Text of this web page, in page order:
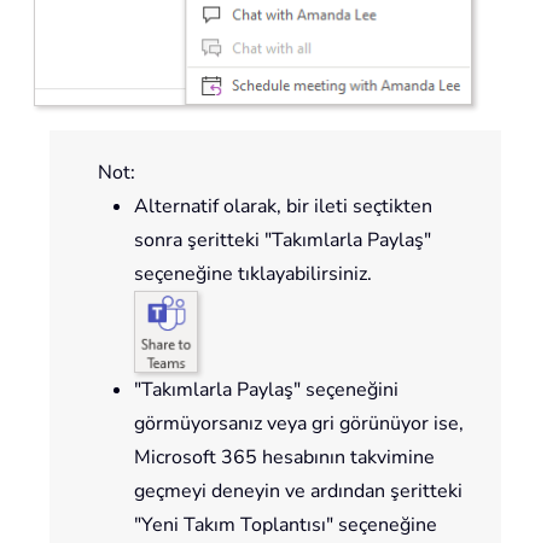
Not:
Alternatif olarak, bir ileti seçtikten
sonra şeritteki "Takımlarla Paylaş"
seçeneğine tıklayabilirsiniz.
"Takımlarla Paylaş" seçeneğini
görmüyorsanız veya gri görünüyor ise,
Microsoft 365 hesabının takvimine
geçmeyi deneyin ve ardından şeritteki
"Yeni Takım Toplantısı" seçeneğine